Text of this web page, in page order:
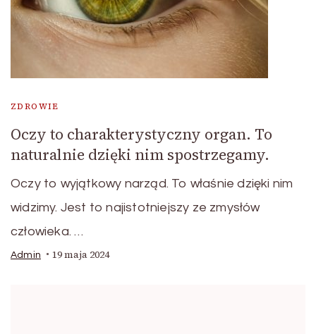
ZDROWIE
Oczy to charakterystyczny organ. To
naturalnie dzięki nim spostrzegamy.
Oczy to wyjątkowy narząd. To właśnie dzięki nim
widzimy. Jest to najistotniejszy ze zmysłów
człowieka. …
Admin 19 maja 2024